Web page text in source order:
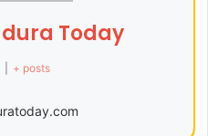
Today
+ posts